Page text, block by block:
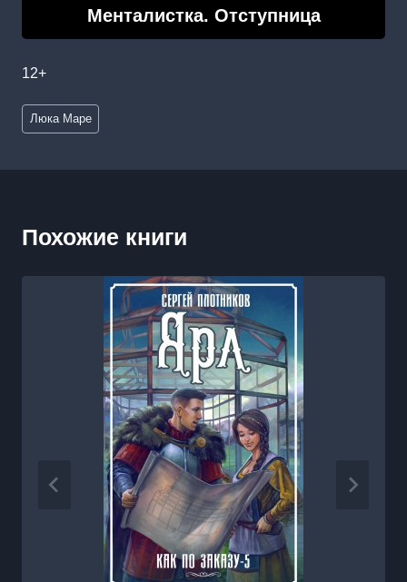
Менталистка. Отступница
12+
Метки
записи:
Люка Маре
Похожие книги